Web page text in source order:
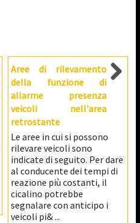
Aree di rilevamento
della funzione di
allarme presenza
veicoli nell'area
retrostante
Le aree in cui si possono
rilevare veicoli sono
indicate di seguito. Per dare
al conducente dei tempi di
reazione più costanti, il
cicalino potrebbe
segnalare con anticipo i
veicoli pi& ...